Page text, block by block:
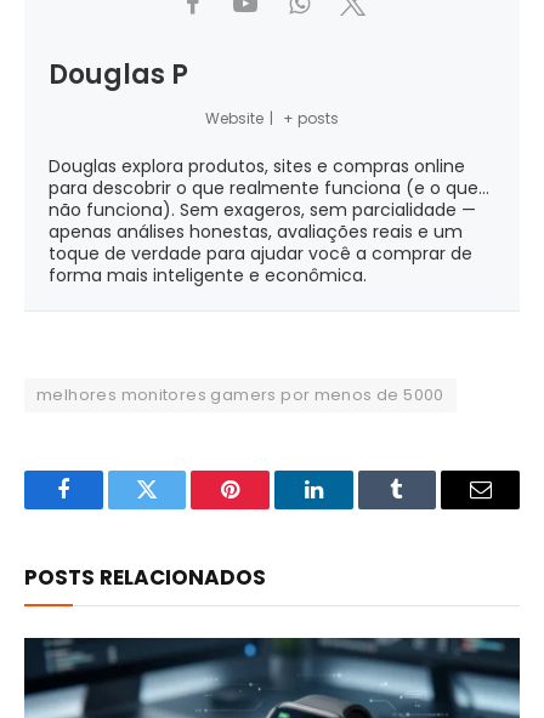
Douglas P
Website | + posts
Douglas explora produtos, sites e compras online
para descobrir o que realmente funciona (e o que...
não funciona). Sem exageros, sem parcialidade —
apenas análises honestas, avaliações reais e um
toque de verdade para ajudar você a comprar de
forma mais inteligente e econômica.
melhores monitores gamers por menos de 5000
FacebookTwitter Pinterest LinkedInTumblr Email
POSTS RELACIONADOS